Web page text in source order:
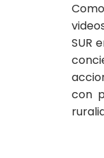
SUR
con